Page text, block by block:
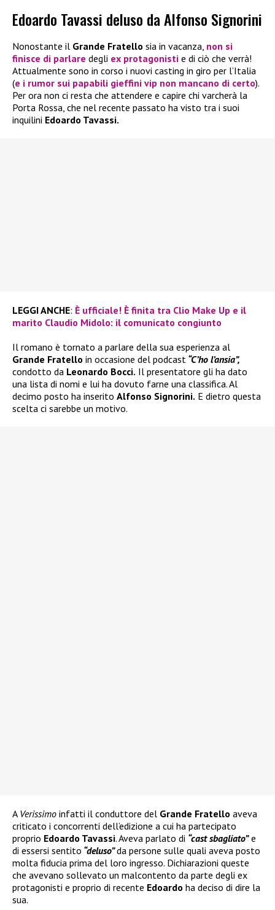
Edoardo Tavassi deluso da Alfonso Signorini
Nonostante il Grande Fratello sia in vacanza, non si
finisce di parlare degli ex protagonisti e di ciò che verrà!
Attualmente sono in corso i nuovi casting in giro per l’Italia
(e i rumor sui papabili gieffini vip non mancano di certo).
Per ora non ci resta che attendere e capire chi varcherà la
Porta Rossa, che nel recente passato ha visto tra i suoi
inquilini Edoardo Tavassi.
LEGGI ANCHE: È ufficiale! È finita tra Clio Make Up e il
marito Claudio Midolo: il comunicato congiunto
Il romano è tornato a parlare della sua esperienza al
Grande Fratello in occasione del podcast “C’ho l’ansia”,
condotto da Leonardo Bocci. Il presentatore gli ha dato
una lista di nomi e lui ha dovuto farne una classifica. Al
decimo posto ha inserito Alfonso Signorini. E dietro questa
scelta ci sarebbe un motivo.
A Verissimo infatti il conduttore del Grande Fratello aveva
criticato i concorrenti dell’edizione a cui ha partecipato
proprio Edoardo Tavassi. Aveva parlato di “cast sbagliato”e
di essersi sentito “deluso”da persone sulle quali aveva posto
molta fiducia prima del loro ingresso. Dichiarazioni queste
che avevano sollevato un malcontento da parte degli ex
protagonisti e proprio di recente Edoardo ha deciso di dire la
sua.